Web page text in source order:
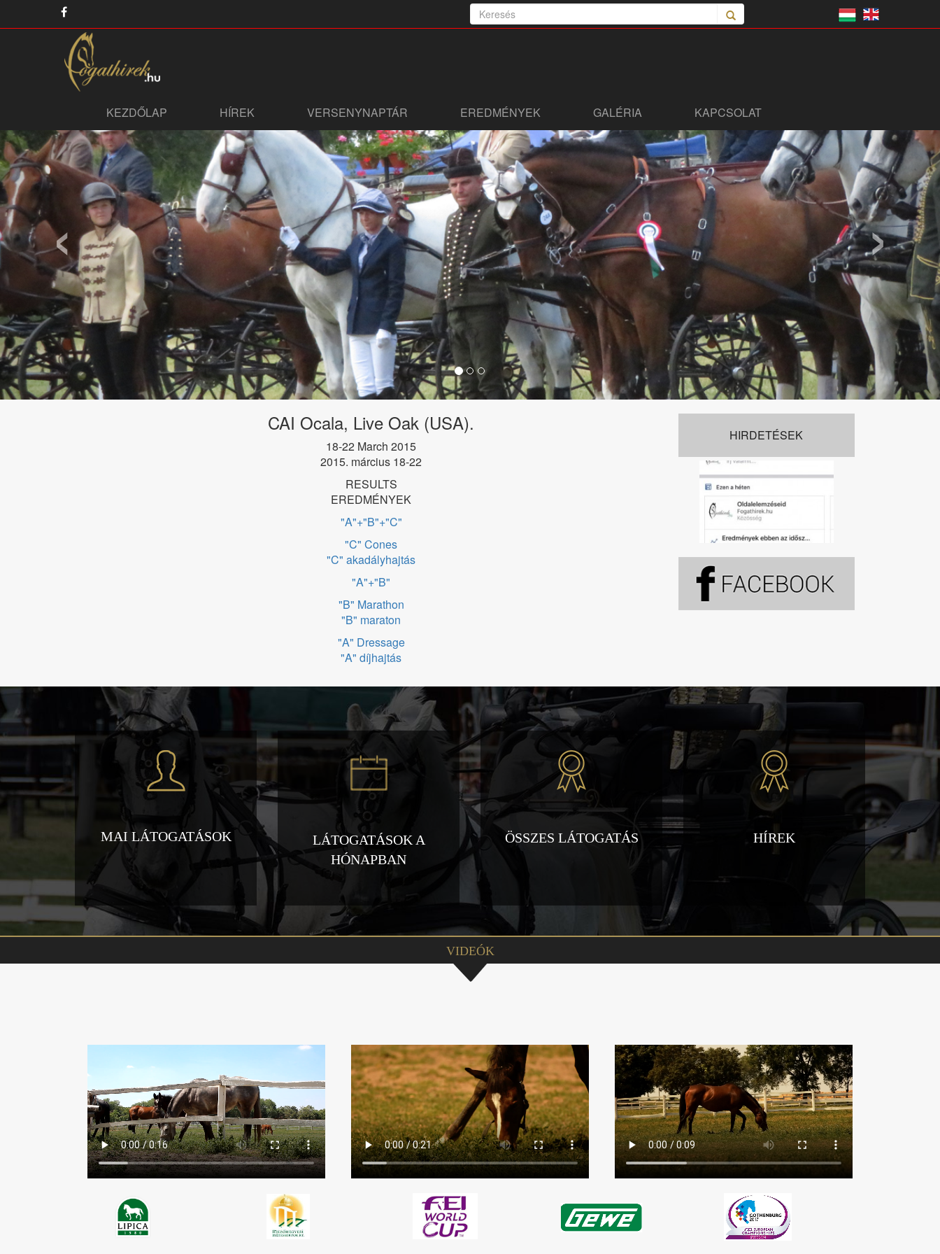
KEZDŐLAP HÍREK VERSENYNAPTÁR EREDMÉNYEK GALÉRIA KAPCSOLAT
‹ ›
CAI Ocala, Live Oak (USA).
18-22 March 2015
2015. március 18-22
RESULTS
EREDMÉNYEK
"A"+"B"+"C"
"C" Cones
"C" akadályhajtás
"A"+"B"
"B" Marathon
"B" maraton
"A" Dressage
"A" díjhajtás
HIRDETÉSEK
MAI LÁTOGATÁSOK
LÁTOGATÁSOK A
HÓNAPBAN
ÖSSZES LÁTOGATÁS HÍREK
VIDEÓK